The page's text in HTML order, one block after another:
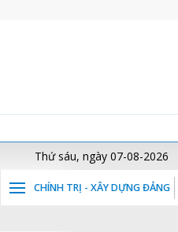
Thứ sáu, ngày 07-08-2026
CHÍNH TRỊ - XÂY DỰNG ĐẢNG